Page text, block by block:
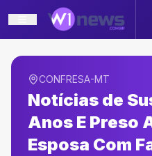
CONFRESA-MT
Notícias de
Anos E Preso
Esposa Com